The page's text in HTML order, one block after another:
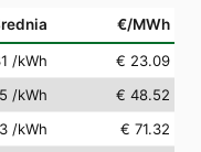
€/MWh
/kWh
€ 23.09
/kWh
€ 48.52
/kWh
€ 71.32